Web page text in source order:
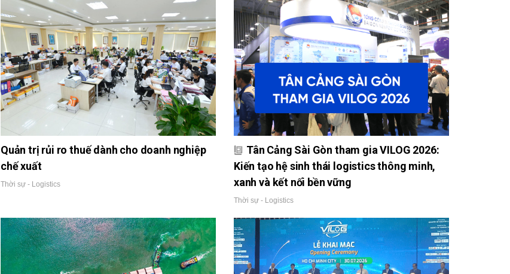
Quản trị rủi ro thuế dành cho doanh nghiệp
chế xuất
Thời sự - Logistics
Tân Cảng Sài Gòn tham gia VILOG 2026:
Kiến tạo hệ sinh thái logistics thông minh,
xanh và kết nối bền vững
Thời sự - Logistics